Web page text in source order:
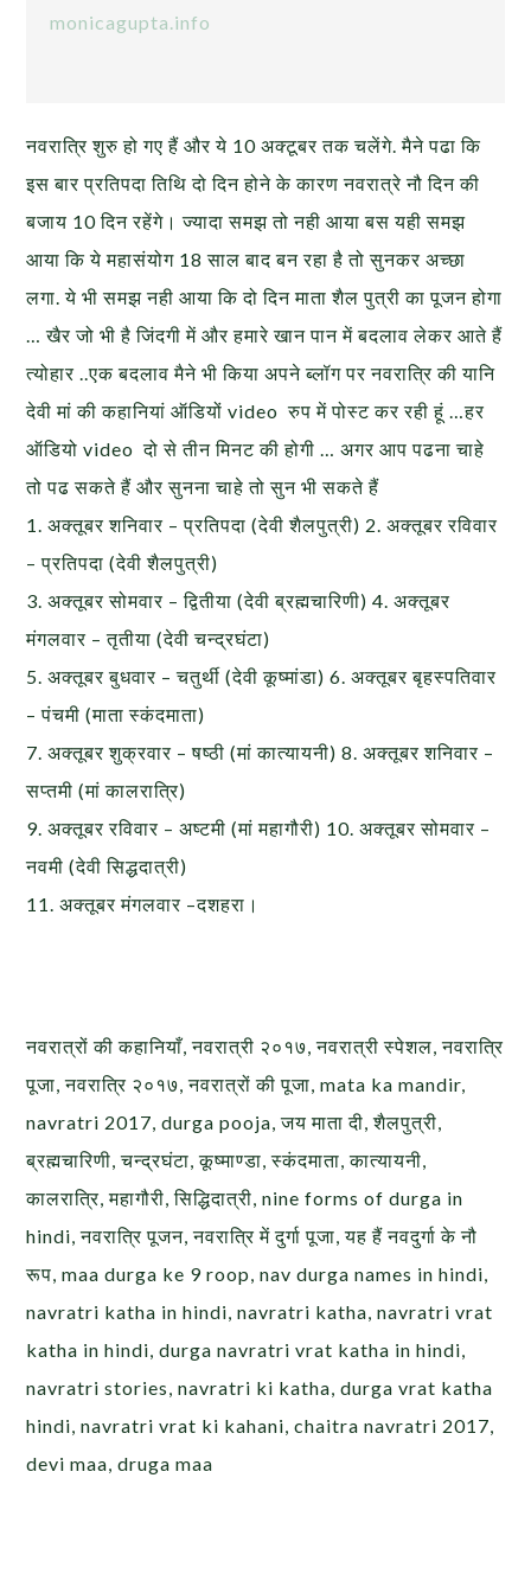
monicagupta.info
नवरात्रि शुरु हो गए हैं और ये 10 अक्टूबर तक चलेंगे. मैने पढा कि
इस बार प्रतिपदा तिथि दो दिन होने के कारण नवरात्रे नौ दिन की
बजाय 10 दिन रहेंगे। ज्यादा समझ तो नही आया बस यही समझ
आया कि ये महासंयोग 18 साल बाद बन रहा है तो सुनकर अच्छा
लगा. ये भी समझ नही आया कि दो दिन माता शैल पुत्री का पूजन होगा
… खैर जो भी है जिंदगी में और हमारे खान पान में बदलाव लेकर आते हैं
त्योहार ..एक बदलाव मैने भी किया अपने ब्लॉग पर नवरात्रि की यानि
देवी मां की कहानियां ऑडियों video रुप में पोस्ट कर रही हूं
…हर
ऑडियो video दो से तीन मिनट की होगी … अगर आप पढना चाहे
तो पढ सकते हैं और सुनना चाहे तो सुन भी सकते हैं
1. अक्तूबर शनिवार – प्रतिपदा (देवी शैलपुत्री) 2. अक्तूबर रविवार
– प्रतिपदा (देवी शैलपुत्री)
3. अक्तूबर सोमवार – द्वितीया (देवी ब्रह्मचारिणी) 4. अक्तूबर
मंगलवार – तृतीया (देवी चन्द्रघंटा)
5. अक्तूबर बुधवार – चतुर्थी (देवी कूष्मांडा) 6. अक्तूबर बृहस्पतिवार
– पंचमी (माता स्कंदमाता)
7. अक्तूबर शुक्रवार – षष्ठी (मां कात्यायनी) 8. अक्तूबर शनिवार –
सप्तमी (मां कालरात्रि)
9. अक्तूबर रविवार – अष्टमी (मां महागौरी) 10. अक्तूबर सोमवार –
नवमी (देवी सिद्धदात्री)
11. अक्तूबर मंगलवार –दशहरा।
नवरात्रों की कहानियाँ, नवरात्री २०१७, नवरात्री स्पेशल, नवरात्रि
पूजा, नवरात्रि २०१७, नवरात्रों की पूजा, mata ka mandir,
navratri 2017, durga pooja, जय माता दी, शैलपुत्री,
ब्रह्मचारिणी, चन्द्रघंटा, कूष्माण्डा, स्कंदमाता, कात्यायनी,
कालरात्रि, महागौरी, सिद्धिदात्री, nine forms of durga in
hindi, नवरात्रि पूजन, नवरात्रि में दुर्गा पूजा, यह हैं नवदुर्गा के नौ
रूप, maa durga ke 9 roop, nav durga names in hindi,
navratri katha in hindi, navratri katha, navratri vrat
katha in hindi, durga navratri vrat katha in hindi,
navratri stories, navratri ki katha, durga vrat katha
hindi, navratri vrat ki kahani, chaitra navratri 2017,
devi maa, druga maa